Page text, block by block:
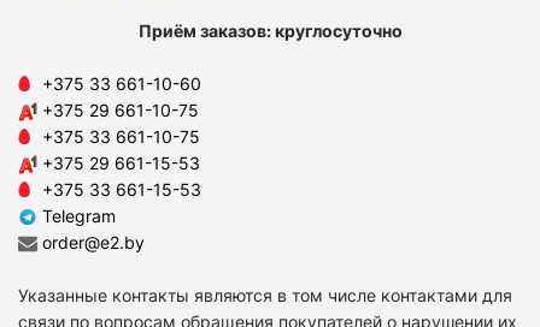
Приём заказов: круглосуточно
+375 33 661-10-60
+375 29 661-10-75
+375 33 661-10-75
+375 29 661-15-53
+375 33 661-15-53
Telegram
order@e2.by
Указанные контакты являются в том числе контактами для
связи по вопросам обращения покупателей о нарушении их